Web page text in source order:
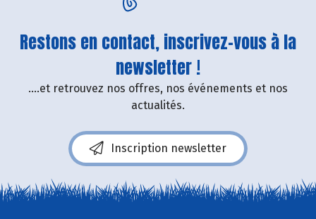
Restons en contact, inscrivez-vous à la
newsletter !
....et retrouvez nos offres, nos événements et nos
actualités.
Inscription newsletter